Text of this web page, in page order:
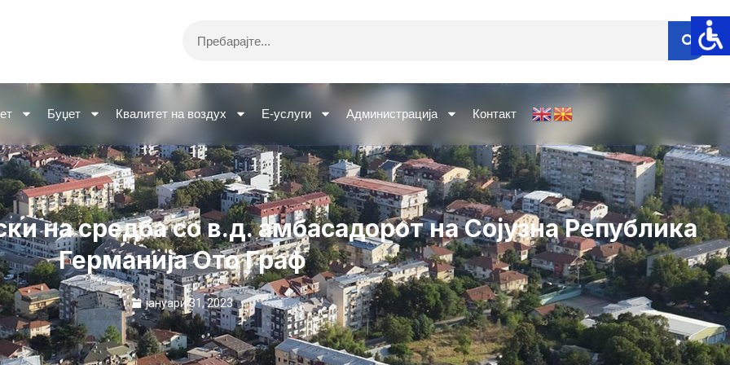
Буџет Квалитет на воздух Е-услуги Администрација Контакт
на средба со в.д. амбасадорот на Сојузна Република
Германија Ото Граф
јануари 31, 2023